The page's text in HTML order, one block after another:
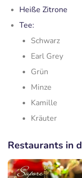
Heiße Zitrone
Tee:
Schwarz
Earl Grey
Grün
Minze
Kamille
Kräuter
Restaurants in